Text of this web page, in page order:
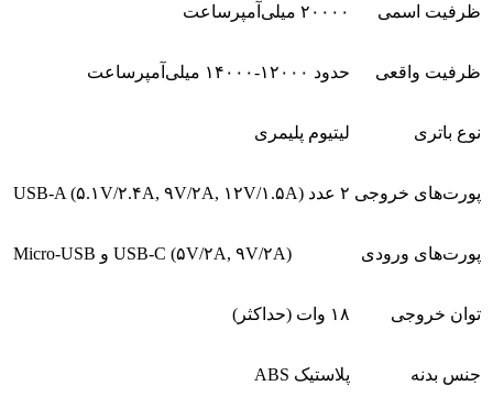
ظرفیت اسمی ۲۰۰۰۰ میلی‌آمپرساعت
ظرفیت واقعی حدود ۱۲۰۰۰-۱۴۰۰۰ میلی‌آمپرساعت
نوع باتری لیتیوم پلیمری
پورت‌های خروجی ۲ عدد USB-A (۵.۱V/۲.۴A, ۹V/۲A, ۱۲V/۱.۵A)
پورت‌های ورودی Micro-USB و USB-C (۵V/۲A, ۹V/۲A)
توان خروجی ۱۸ وات (حداکثر)
جنس بدنه پلاستیک ABS